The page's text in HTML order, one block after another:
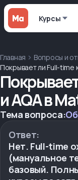
Курсы
Главная Вопросы и
Покрывает ли Full-time
и AQA в
Тема вопроса:
Ответ:
Нет. Full-time
(мануальное
базовый.